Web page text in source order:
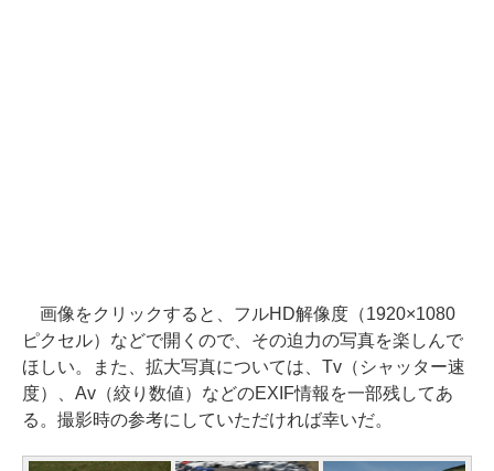
画像をクリックすると、フルHD解像度（1920×1080
ピクセル）などで開くので、その迫力の写真を楽しんで
ほしい。また、拡大写真については、Tv（シャッター速
度）、Av（絞り数値）などのEXIF情報を一部残してあ
る。撮影時の参考にしていただければ幸いだ。